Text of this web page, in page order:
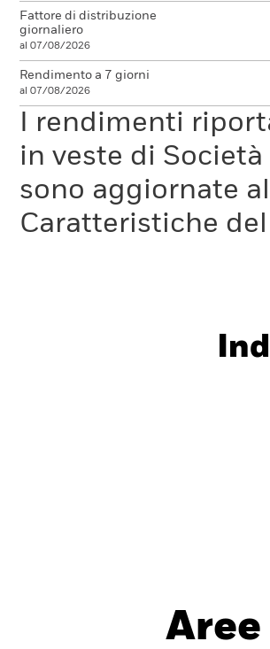
Fattore di distribuzione
giornaliero
al 07/08/2026
Rendimento a 7 giorni
al 07/08/2026
I rendimenti
in veste di
sono aggiornate
Caratteristiche